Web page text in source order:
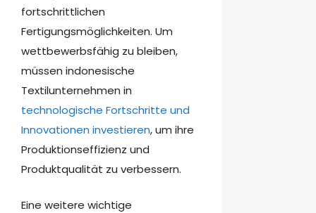
fortschrittlichen
Fertigungsmöglichkeiten. Um
wettbewerbsfähig zu bleiben,
müssen indonesische
Textilunternehmen in
technologische Fortschritte und
Innovationen investieren, um ihre
Produktionseffizienz und
Produktqualität zu verbessern.
Eine weitere wichtige